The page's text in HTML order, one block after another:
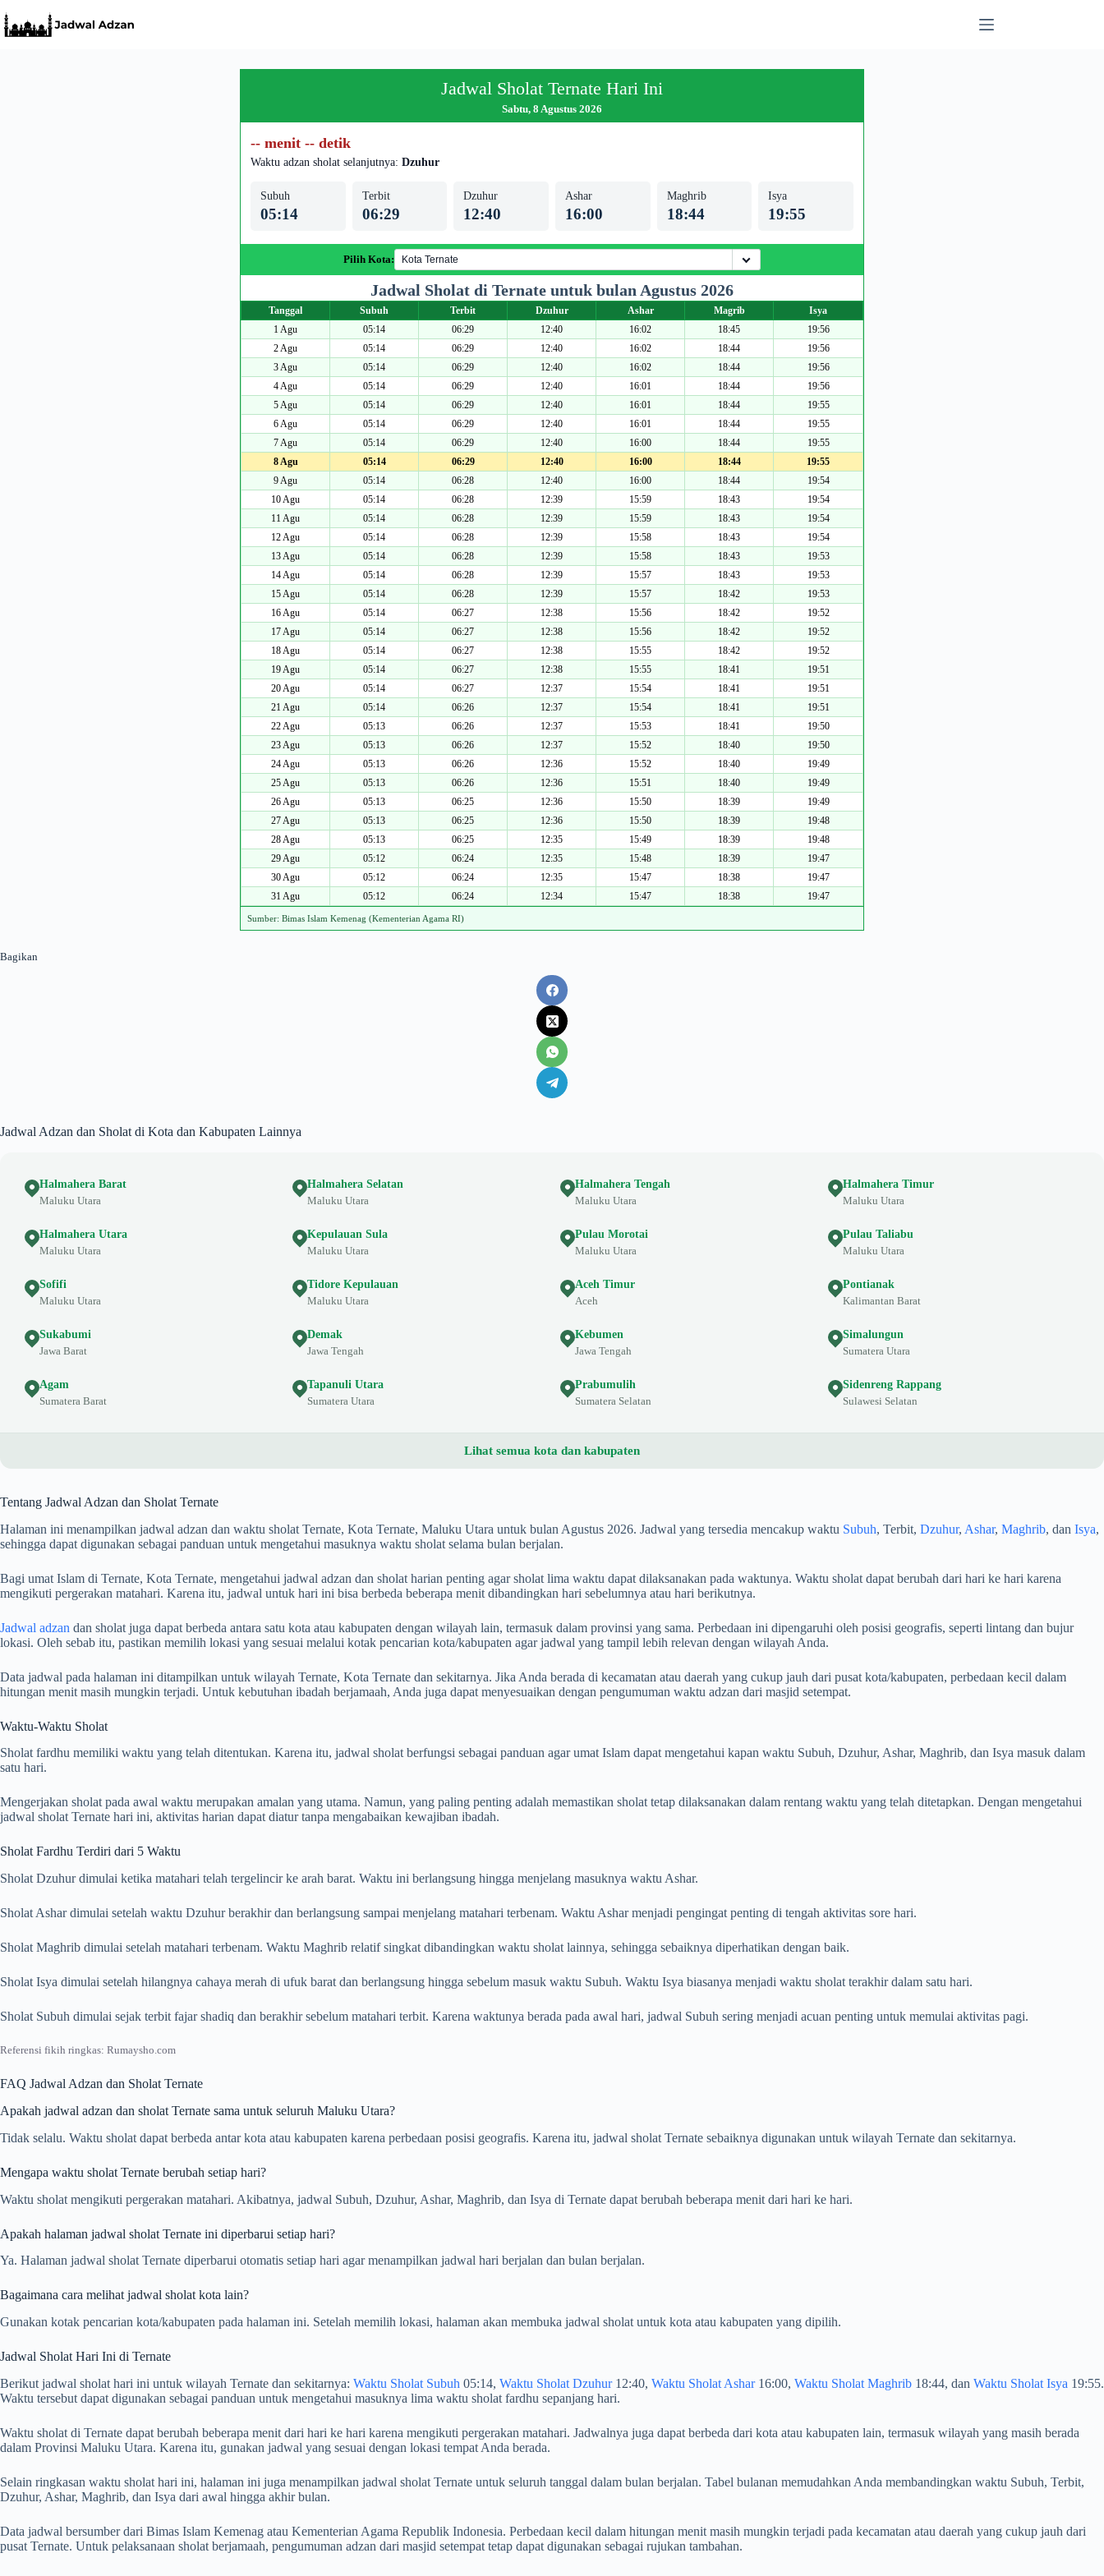
to
content
Jadwal Sholat Ternate Hari Ini
Sabtu, 8 Agustus 2026
-- menit -- detik
Waktu adzan sholat selanjutnya: Dzuhur
Subuh
05:14
Terbit
06:29
Dzuhur
12:40
Ashar
16:00
Maghrib
18:44
Isya
19:55
Pilih Kota:
Jadwal Sholat di Ternate untuk bulan Agustus 2026
Tanggal Subuh Terbit Dzuhur Ashar Magrib
Isya
1 Agu
05:14 06:29 12:40 16:02 18:45
19:56
2 Agu
05:14 06:29 12:40 16:02 18:44
19:56
3 Agu
05:14 06:29 12:40 16:02 18:44
19:56
4 Agu
05:14 06:29 12:40 16:01 18:44
19:56
5 Agu
05:14 06:29 12:40 16:01 18:44
19:55
6 Agu
05:14 06:29 12:40 16:01 18:44
19:55
7 Agu
05:14 06:29 12:40 16:00 18:44
19:55
8 Agu
05:14 06:29 12:40 16:00 18:44
19:55
9 Agu
05:14 06:28 12:40 16:00 18:44
19:54
10 Agu
05:14 06:28 12:39 15:59 18:43
19:54
11 Agu
05:14 06:28 12:39 15:59 18:43
19:54
12 Agu
05:14 06:28 12:39 15:58 18:43
19:54
13 Agu
05:14 06:28 12:39 15:58 18:43
19:53
14 Agu
05:14 06:28 12:39 15:57 18:43
19:53
15 Agu
05:14 06:28 12:39 15:57 18:42
19:53
16 Agu
05:14 06:27 12:38 15:56 18:42
19:52
17 Agu
05:14 06:27 12:38 15:56 18:42
19:52
18 Agu
05:14 06:27 12:38 15:55 18:42
19:52
19 Agu
05:14 06:27 12:38 15:55 18:41
19:51
20 Agu
05:14 06:27 12:37 15:54 18:41
19:51
21 Agu
05:14 06:26 12:37 15:54 18:41
19:51
22 Agu
05:13 06:26 12:37 15:53 18:41
19:50
23 Agu
05:13 06:26 12:37 15:52 18:40
19:50
24 Agu
05:13 06:26 12:36 15:52 18:40
19:49
25 Agu
05:13 06:26 12:36 15:51 18:40
19:49
26 Agu
05:13 06:25 12:36 15:50 18:39
19:49
27 Agu
05:13 06:25 12:36 15:50 18:39
19:48
28 Agu
05:13 06:25 12:35 15:49 18:39
19:48
29 Agu
05:12 06:24 12:35 15:48 18:39
19:47
30 Agu
05:12 06:24 12:35 15:47 18:38
19:47
31 Agu
05:12 06:24 12:34 15:47 18:38 19:47
Sumber: Bimas Islam Kemenag (Kementerian Agama RI)
Bagikan
Jadwal Adzan dan Sholat di Kota dan Kabupaten Lainnya
Halmahera Barat
Maluku Utara
Halmahera Selatan
Maluku Utara
Halmahera Tengah
Maluku Utara
Halmahera Timur
Maluku Utara
Halmahera Utara
Maluku Utara
Kepulauan Sula
Maluku Utara
Pulau Morotai
Maluku Utara
Pulau Taliabu
Maluku Utara
Sofifi
Maluku Utara
Tidore Kepulauan
Maluku Utara
Aceh Timur
Aceh
Pontianak
Kalimantan Barat
Sukabumi
Jawa Barat
Demak
Jawa Tengah
Kebumen
Jawa Tengah
Simalungun
Sumatera Utara
Agam
Sumatera Barat
Tapanuli Utara
Sumatera Utara
Prabumulih
Sumatera Selatan
Sidenreng Rappang
Sulawesi Selatan
Lihat semua kota dan kabupaten
Tentang Jadwal Adzan dan Sholat Ternate
Halaman ini menampilkan jadwal adzan dan waktu sholat Ternate, Kota Ternate, Maluku Utara untuk bulan Agustus 2026. Jadwal yang tersedia mencakup waktu Subuh, Terbit, Dzuhur, Ashar, Maghrib, dan Isya,
sehingga dapat digunakan sebagai panduan untuk mengetahui masuknya waktu sholat selama bulan berjalan.
Bagi umat Islam di Ternate, Kota Ternate, mengetahui jadwal adzan dan sholat harian penting agar sholat lima waktu dapat dilaksanakan pada waktunya. Waktu sholat dapat berubah dari hari ke hari karena
mengikuti pergerakan matahari. Karena itu, jadwal untuk hari ini bisa berbeda beberapa menit dibandingkan hari sebelumnya atau hari berikutnya.
Jadwal adzan dan sholat juga dapat berbeda antara satu kota atau kabupaten dengan wilayah lain, termasuk dalam provinsi yang sama. Perbedaan ini dipengaruhi oleh posisi geografis, seperti lintang dan bujur
lokasi. Oleh sebab itu, pastikan memilih lokasi yang sesuai melalui kotak pencarian kota/kabupaten agar jadwal yang tampil lebih relevan dengan wilayah Anda.
Data jadwal pada halaman ini ditampilkan untuk wilayah Ternate, Kota Ternate dan sekitarnya. Jika Anda berada di kecamatan atau daerah yang cukup jauh dari pusat kota/kabupaten, perbedaan kecil dalam
hitungan menit masih mungkin terjadi. Untuk kebutuhan ibadah berjamaah, Anda juga dapat menyesuaikan dengan pengumuman waktu adzan dari masjid setempat.
Waktu-Waktu Sholat
Sholat fardhu memiliki waktu yang telah ditentukan. Karena itu, jadwal sholat berfungsi sebagai panduan agar umat Islam dapat mengetahui kapan waktu Subuh, Dzuhur, Ashar, Maghrib, dan Isya masuk dalam
satu hari.
Mengerjakan sholat pada awal waktu merupakan amalan yang utama. Namun, yang paling penting adalah memastikan sholat tetap dilaksanakan dalam rentang waktu yang telah ditetapkan. Dengan mengetahui
jadwal sholat Ternate hari ini, aktivitas harian dapat diatur tanpa mengabaikan kewajiban ibadah.
Sholat Fardhu Terdiri dari 5 Waktu
Sholat Dzuhur dimulai ketika matahari telah tergelincir ke arah barat. Waktu ini berlangsung hingga menjelang masuknya waktu Ashar.
Sholat Ashar dimulai setelah waktu Dzuhur berakhir dan berlangsung sampai menjelang matahari terbenam. Waktu Ashar menjadi pengingat penting di tengah aktivitas sore hari.
Sholat Maghrib dimulai setelah matahari terbenam. Waktu Maghrib relatif singkat dibandingkan waktu sholat lainnya, sehingga sebaiknya diperhatikan dengan baik.
Sholat Isya dimulai setelah hilangnya cahaya merah di ufuk barat dan berlangsung hingga sebelum masuk waktu Subuh. Waktu Isya biasanya menjadi waktu sholat terakhir dalam satu hari.
Sholat Subuh dimulai sejak terbit fajar shadiq dan berakhir sebelum matahari terbit. Karena waktunya berada pada awal hari, jadwal Subuh sering menjadi acuan penting untuk memulai aktivitas pagi.
Referensi fikih ringkas: Rumaysho.com
FAQ Jadwal Adzan dan Sholat Ternate
Apakah jadwal adzan dan sholat Ternate sama untuk seluruh Maluku Utara?
Tidak selalu. Waktu sholat dapat berbeda antar kota atau kabupaten karena perbedaan posisi geografis. Karena itu, jadwal sholat Ternate sebaiknya digunakan untuk wilayah Ternate dan sekitarnya.
Mengapa waktu sholat Ternate berubah setiap hari?
Waktu sholat mengikuti pergerakan matahari. Akibatnya, jadwal Subuh, Dzuhur, Ashar, Maghrib, dan Isya di Ternate dapat berubah beberapa menit dari hari ke hari.
Apakah halaman jadwal sholat Ternate ini diperbarui setiap hari?
Ya. Halaman jadwal sholat Ternate diperbarui otomatis setiap hari agar menampilkan jadwal hari berjalan dan bulan berjalan.
Bagaimana cara melihat jadwal sholat kota lain?
Gunakan kotak pencarian kota/kabupaten pada halaman ini. Setelah memilih lokasi, halaman akan membuka jadwal sholat untuk kota atau kabupaten yang dipilih.
Jadwal Sholat Hari Ini di Ternate
Berikut jadwal sholat hari ini untuk wilayah Ternate dan sekitarnya: Waktu Sholat Subuh 05:14, Waktu Sholat Dzuhur12:40, Waktu Sholat Ashar16:00, Waktu Sholat Maghrib 18:44, dan Waktu Sholat Isya 19:55.
Waktu tersebut dapat digunakan sebagai panduan untuk mengetahui masuknya lima waktu sholat fardhu sepanjang hari.
Waktu sholat di Ternate dapat berubah beberapa menit dari hari ke hari karena mengikuti pergerakan matahari. Jadwalnya juga dapat berbeda dari kota atau kabupaten lain, termasuk wilayah yang masih berada
dalam Provinsi Maluku Utara. Karena itu, gunakan jadwal yang sesuai dengan lokasi tempat Anda berada.
Selain ringkasan waktu sholat hari ini, halaman ini juga menampilkan jadwal sholat Ternate untuk seluruh tanggal dalam bulan berjalan. Tabel bulanan memudahkan Anda membandingkan waktu Subuh, Terbit,
Dzuhur, Ashar, Maghrib, dan Isya dari awal hingga akhir bulan.
Data jadwal bersumber dari Bimas Islam Kemenag atau Kementerian Agama Republik Indonesia. Perbedaan kecil dalam hitungan menit masih mungkin terjadi pada kecamatan atau daerah yang cukup jauh dari
pusat Ternate. Untuk pelaksanaan sholat berjamaah, pengumuman adzan dari masjid setempat tetap dapat digunakan sebagai rujukan tambahan.